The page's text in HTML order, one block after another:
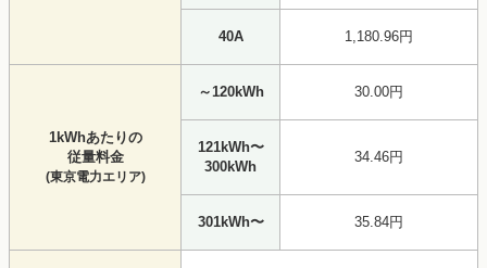
40A 1,180.96円
1kWhあたりの
従量料金
(東京電力エリア)
～120kWh 30.00円
121kWh〜
300kWh
34.46円
301kWh〜 35.84円